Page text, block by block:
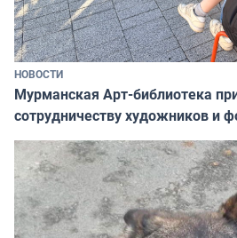
НОВОСТИ
Мурманская Арт-библиотека
сотрудничеству художников и